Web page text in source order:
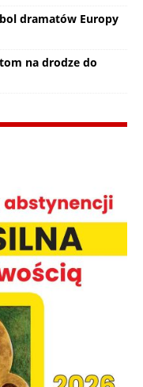
dramatów Europy
na drodze do